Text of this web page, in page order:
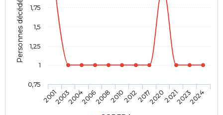
Personnes décédées
200120032004200620082010201220172020202120232024
0,75
1
1,25
1,5
1,75